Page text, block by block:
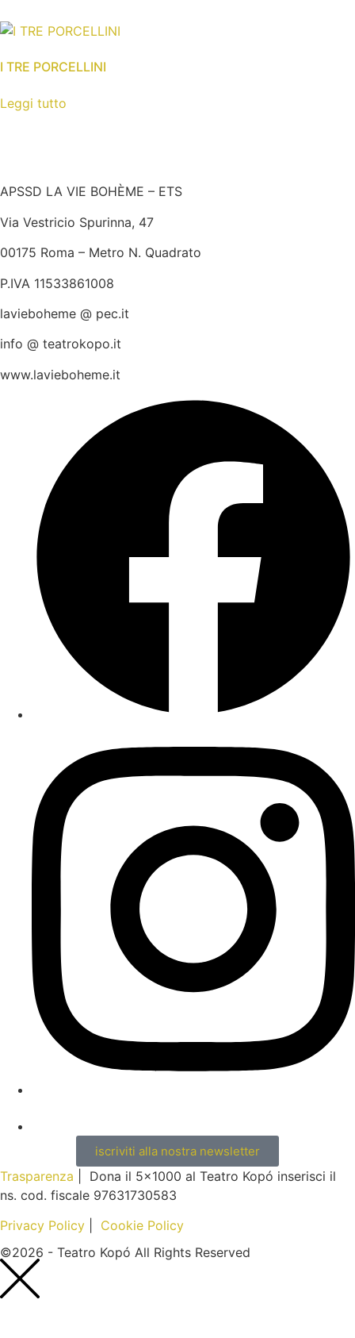
I TRE PORCELLINI
Leggi tutto
APSSD LA VIE BOHÈME – ETS
Via Vestricio Spurinna, 47
00175 Roma – Metro N. Quadrato
P.IVA 11533861008
lavieboheme @ pec.it
info @ teatrokopo.it
www.lavieboheme.it
iscriviti alla nostra newsletter
Trasparenza
| Dona il 5×1000 al Teatro Kopó inserisci il
ns. cod. fiscale 97631730583
Privacy Policy
Cookie Policy
©2026 - Teatro Kopó All Rights Reserved